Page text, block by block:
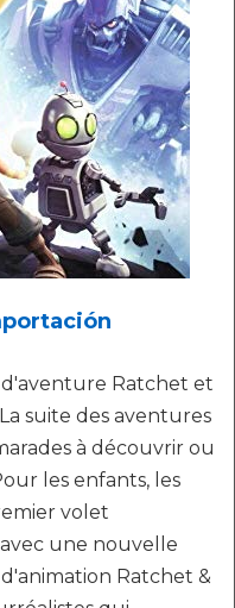
Ratchet et
suite des aventures
à découvrir ou
les enfants, les
volet
une nouvelle
Ratchet &